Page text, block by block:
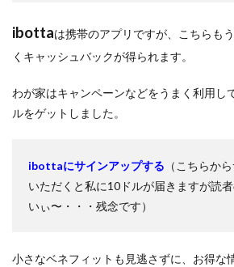
ibottaは携帯のアプリですが、こちらも
くキャッシュバックが得られます。
わが家はキャンペーンなどをうまく利用し
ルをゲットしました。
ibottaにサインアップする （こちらか
いただくと私に10ドルが届きますが読
いぃ〜・・・残念です）
小さなベネフィットも見逃さずに、お得な